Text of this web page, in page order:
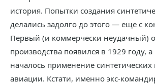
история. Попытки создания
делались задолго до этого — еще с
Первый (и коммерчески неудачный)
производства появился в 1929 году,
началось применение
авиации. Кстати, именно экс-